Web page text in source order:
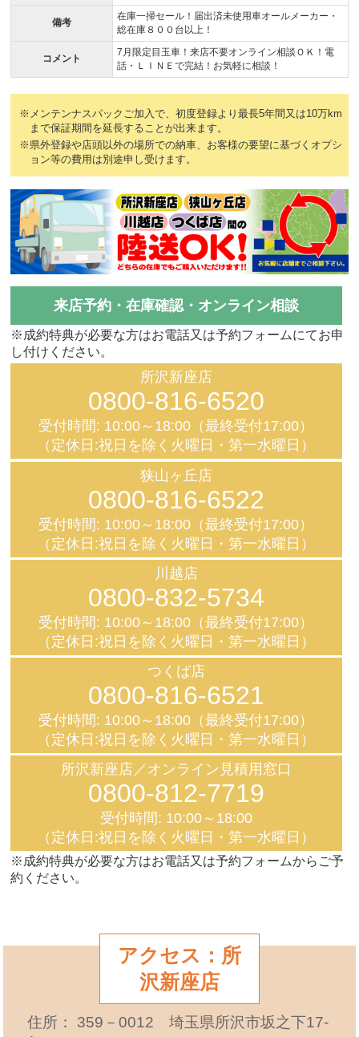
備考
在庫一掃セール！届出済未使用車オールメーカー・
総在庫８００台以上！
コメント
7月限定目玉車！来店不要オンライン相談ＯＫ！電
話・ＬＩＮＥで完結！お気軽に相談！
※メンテンナスパックご加入で、初度登録より最長5年間又は10万km
まで保証期間を延長することが出来ます。
※県外登録や店頭以外の場所での納車、お客様の要望に基づくオプシ
ョン等の費用は別途申し受けます。
来店予約・在庫確認・オンライン相談
※成約特典が必要な方はお電話又は予約フォームにてお申
し付けください。
所沢新座店
0800-816-6520
受付時間: 10:00～18:00（最終受付17:00）
（定休日:祝日を除く火曜日・第一水曜日）
狭山ヶ丘店
0800-816-6522
受付時間: 10:00～18:00（最終受付17:00）
（定休日:祝日を除く火曜日・第一水曜日）
川越店
0800-832-5734
受付時間: 10:00～18:00（最終受付17:00）
（定休日:祝日を除く火曜日・第一水曜日）
つくば店
0800-816-6521
受付時間: 10:00～18:00（最終受付17:00）
（定休日:祝日を除く火曜日・第一水曜日）
所沢新座店／オンライン見積用窓口
0800-812-7719
受付時間: 10:00～18:00
（定休日:祝日を除く火曜日・第一水曜日）
※成約特典が必要な方はお電話又は予約フォームからご予
約ください。
アクセス：所
沢新座店
住所： 359－0012 埼玉県所沢市坂之下17-